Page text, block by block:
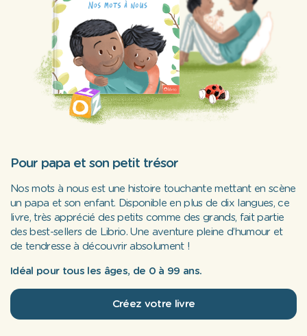
Pour papa et son petit trésor
Nos mots à nousest une histoire touchante mettant en scène
un papa et son enfant. Disponible en plus de dix langues, ce
livre, très apprécié des petits comme des grands, fait partie
des best-sellers de Librio. Une aventure pleine d’humour et
de tendresse à découvrir absolument !
Idéal pour tous les âges, de 0 à 99 ans.
Créez votre livre